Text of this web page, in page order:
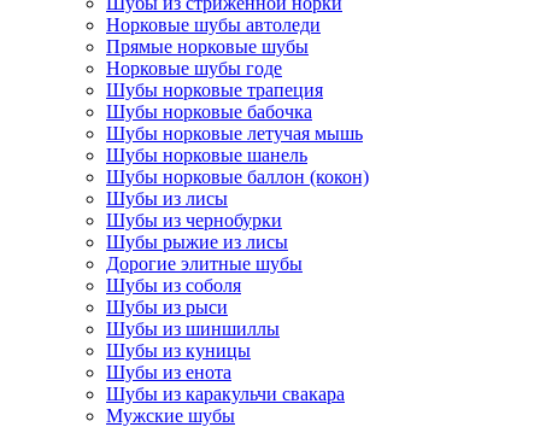
Норковые шубы автоледи
Прямые норковые шубы
Норковые шубы годе
Шубы норковые трапеция
Шубы норковые бабочка
Шубы норковые летучая мышь
Шубы норковые шанель
Шубы норковые баллон (кокон)
Шубы из лисы
Шубы из чернобурки
Шубы рыжие из лисы
Дорогие элитные шубы
Шубы из соболя
Шубы из рыси
Шубы из шиншиллы
Шубы из куницы
Шубы из енота
Шубы из каракульчи свакара
Мужские шубы